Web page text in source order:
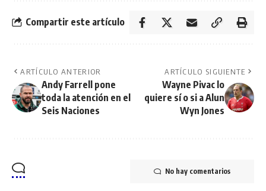
Compartir este artículo
ARTÍCULO ANTERIOR
Andy Farrell pone
toda la atención en el
Seis Naciones
ARTÍCULO SIGUIENTE
Wayne Pivac lo
quiere sí o si a Alun
Wyn Jones
No hay comentarios